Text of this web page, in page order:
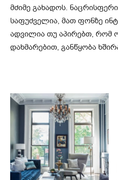
მძიმე გახადოს.
საფუძველია, მათ ფონზე
ადვილია თუ აპირებთ, რომ
დახმარებით, განწყობა